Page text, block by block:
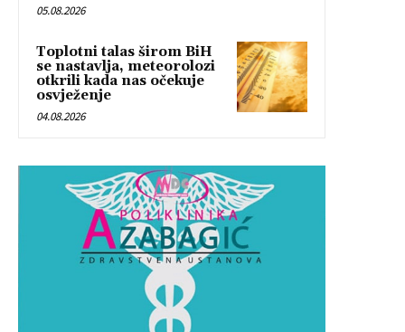
05.08.2026
Toplotni talas širom BiH
se nastavlja, meteorolozi
otkrili kada nas očekuje
osvježenje
04.08.2026